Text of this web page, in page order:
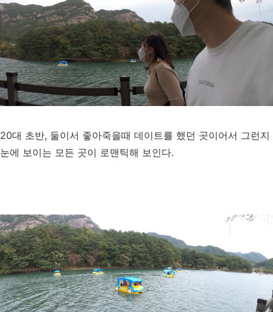
20대 초반, 둘이서 좋아죽을때 데이트를 했던 곳이어서 그런지
눈에 보이는 모든 곳이 로맨틱해 보인다.